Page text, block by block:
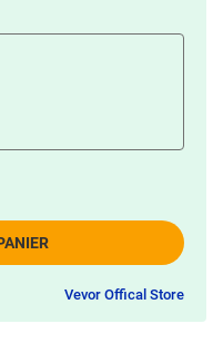
Vevor Offical Store